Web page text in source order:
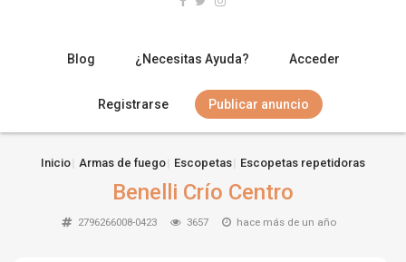
Blog ¿Necesitas Ayuda? Acceder
Registrarse Publicar anuncio
ARMAS CORTAS
Inicio Armas de fuego Escopetas Escopetas repetidoras
Benelli Crío Centro
2796266008-0423 3657 hace más de un año